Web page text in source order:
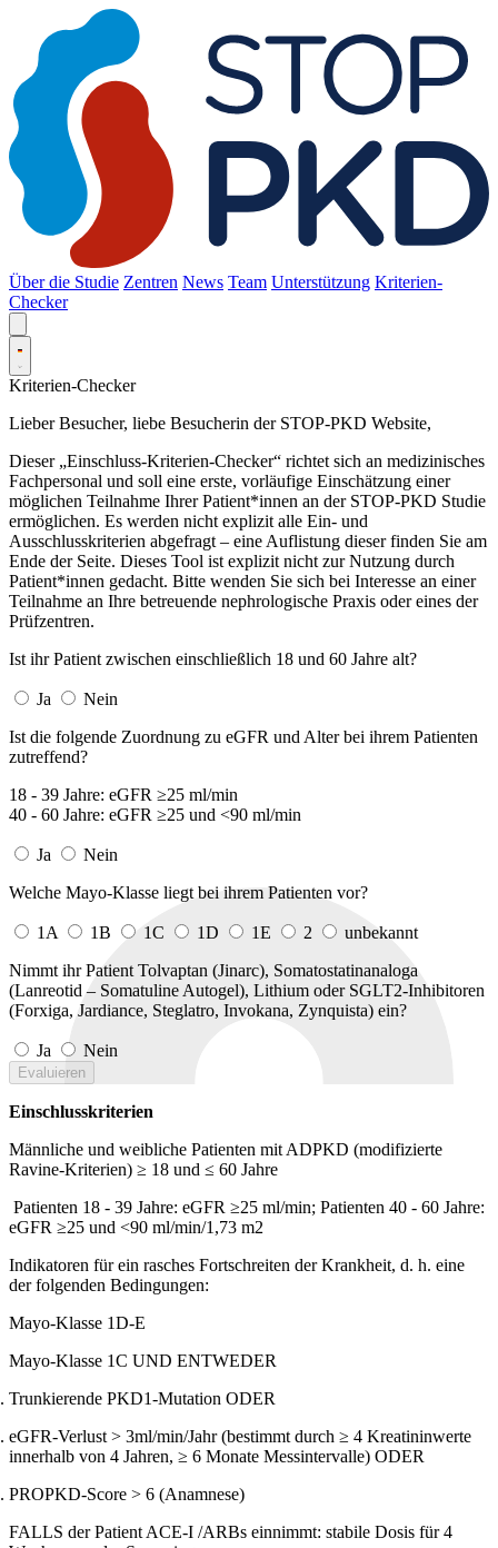
Über die Studie Zentren News Team Unterstützung Kriterien-
Checker
Kriterien-Checker
Lieber Besucher, liebe Besucherin der STOP-PKD Website,
Dieser „Einschluss-Kriterien-Checker“ richtet sich an medizinisches
Fachpersonal und soll eine erste, vorläufige Einschätzung einer
möglichen Teilnahme Ihrer Patient*innen an der STOP-PKD Studie
ermöglichen. Es werden nicht explizit alle Ein- und
Ausschlusskriterien abgefragt – eine Auflistung dieser finden Sie am
Ende der Seite. Dieses Tool ist explizit nicht zur Nutzung durch
Patient*innen gedacht. Bitte wenden Sie sich bei Interesse an einer
Teilnahme an Ihre betreuende nephrologische Praxis oder eines der
Prüfzentren.
Ist ihr Patient zwischen einschließlich 18 und 60 Jahre alt?
Ja
Nein
Ist die folgende Zuordnung zu eGFR und Alter bei ihrem Patienten
zutreffend?
18 - 39 Jahre: eGFR ≥25 ml/min
40 - 60 Jahre: eGFR ≥25 und <90 ml/min
Ja
Nein
Welche Mayo-Klasse liegt bei ihrem Patienten vor?
1A 1B 1C 1D 1E 2
unbekannt
Nimmt ihr Patient Tolvaptan (Jinarc), Somatostatinanaloga
(Lanreotid – Somatuline Autogel), Lithium oder SGLT2-Inhibitoren
(Forxiga, Jardiance, Steglatro, Invokana, Zynquista) ein?
Ja Nein
Evaluieren
Einschlusskriterien
Männliche und weibliche Patienten mit ADPKD (modifizierte
Ravine-Kriterien) ≥ 18 und ≤ 60 Jahre
Patienten 18 - 39 Jahre: eGFR ≥25 ml/min; Patienten 40 - 60 Jahre:
eGFR ≥25 und <90 ml/min/1,73 m2
Indikatoren für ein rasches Fortschreiten der Krankheit, d. h. eine
der folgenden Bedingungen:
Mayo-Klasse 1D-E
Mayo-Klasse 1C UND ENTWEDER
Trunkierende PKD1-Mutation ODER
eGFR-Verlust > 3ml/min/Jahr (bestimmt durch ≥ 4 Kreatininwerte
innerhalb von 4 Jahren, ≥ 6 Monate Messintervalle) ODER
PROPKD-Score > 6 (Anamnese)
FALLS der Patient ACE-I /ARBs einnimmt: stabile Dosis für 4